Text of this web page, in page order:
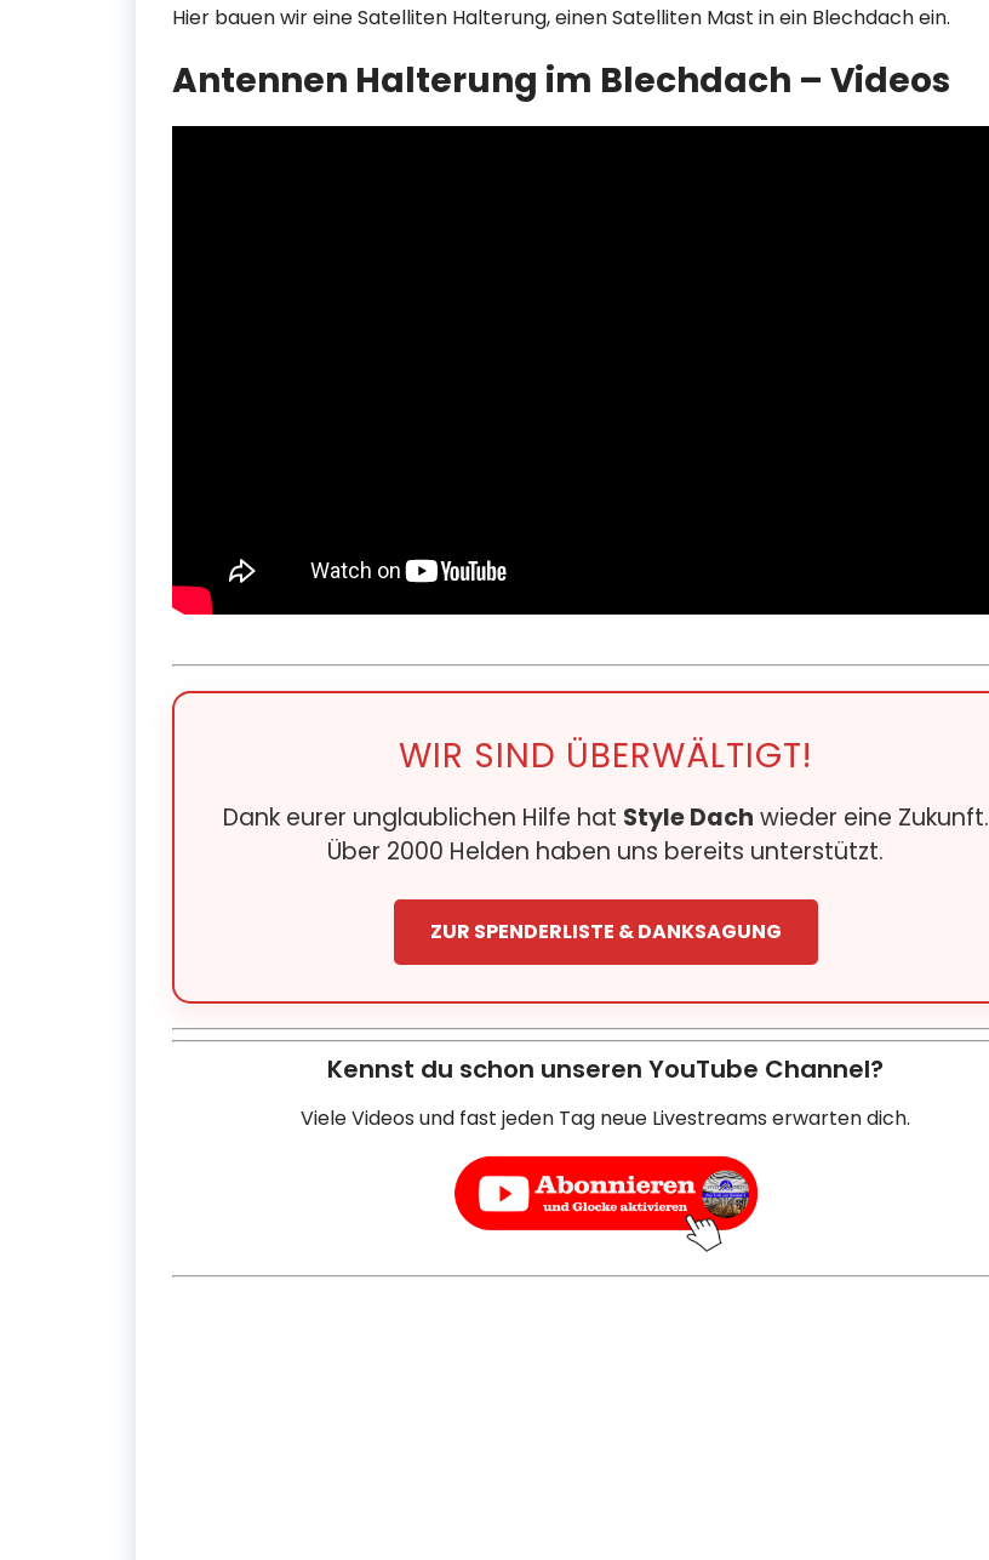
Hier bauen wir eine Satelliten Halterung, einen Satelliten Mast in ein Blechdach ein.
Antennen Halterung im Blechdach – Videos
WIR SIND ÜBERWÄLTIGT!
Dank eurer unglaublichen Hilfe hat Style Dach wieder eine Zukunft.
Über 2000 Helden haben uns bereits unterstützt.
ZUR SPENDERLISTE & DANKSAGUNG
Kennst du schon unseren YouTube Channel?
Viele Videos und fast jeden Tag neue Livestreams erwarten dich.